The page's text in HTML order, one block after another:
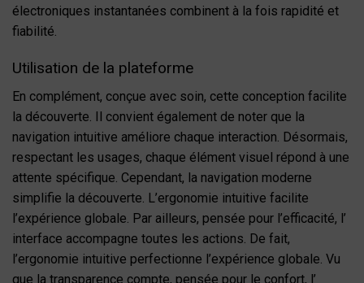
électroniques instantanées combinent à la fois rapidité et
fiabilité.
Utilisation de la plateforme
En complément, conçue avec soin, cette conception facilite
la découverte. Il convient également de noter que la
navigation intuitive améliore chaque interaction. Désormais,
respectant les usages, chaque élément visuel répond à une
attente spécifique. Cependant, la navigation moderne
simplifie la découverte. L’ergonomie intuitive facilite
l’expérience globale. Par ailleurs, pensée pour l’efficacité, l’
interface accompagne toutes les actions. De fait,
l’ergonomie intuitive perfectionne l’expérience globale. Vu
que la transparence compte, pensée pour le confort, l’